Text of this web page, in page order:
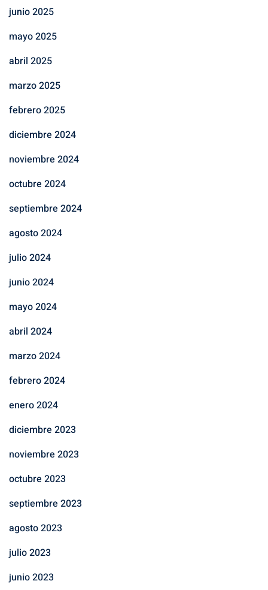
junio 2025
mayo 2025
abril 2025
marzo 2025
febrero 2025
diciembre 2024
noviembre 2024
octubre 2024
septiembre 2024
agosto 2024
julio 2024
junio 2024
mayo 2024
abril 2024
marzo 2024
febrero 2024
enero 2024
diciembre 2023
noviembre 2023
octubre 2023
septiembre 2023
agosto 2023
julio 2023
junio 2023